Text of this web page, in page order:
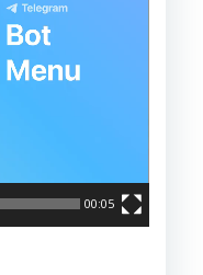
00:05